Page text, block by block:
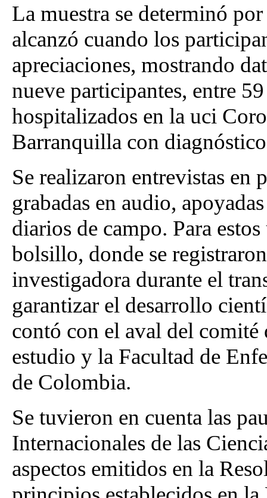
La muestra se determinó
alcanzó cuando los
apreciaciones, mostrando
nueve participantes, entre
hospitalizados en la uci
Barranquilla con
Se realizaron entrevistas en
grabadas en audio,
diarios de campo. Para
bolsillo, donde se
investigadora durante el
garantizar el desarrollo
contó con el aval del comité
estudio y la Facultad de
de Colombia.
Se tuvieron en cuenta las
Internacionales de las
aspectos emitidos en la